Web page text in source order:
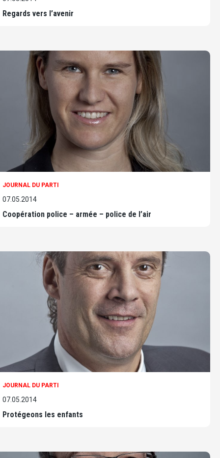
Regards vers l’avenir
JOURNAL DU PARTI
07.05.2014
Coopération police – armée – police de l’air
JOURNAL DU PARTI
07.05.2014
Protégeons les enfants